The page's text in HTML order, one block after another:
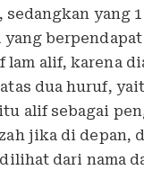
sedangkan yang
lam alif, karena
dua huruf,
alif sebagai
jika di depan,
dari nama